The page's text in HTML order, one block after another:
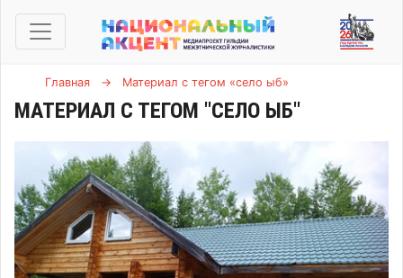
Главная → Материал с тегом «село ыб»
МАТЕРИАЛ С ТЕГОМ "СЕЛО ЫБ"